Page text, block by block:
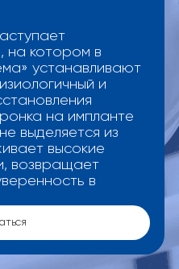
на котором в
устанавливают
и
на импланте
выделяется из
высокие
возвращает
в